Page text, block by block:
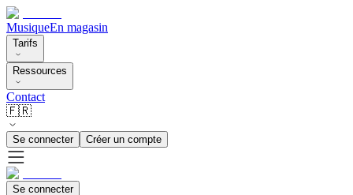
MusiqueEn magasin
Tarifs
Ressources
Contact
🇫🇷
Se connecter Créer un compte
Se connecter